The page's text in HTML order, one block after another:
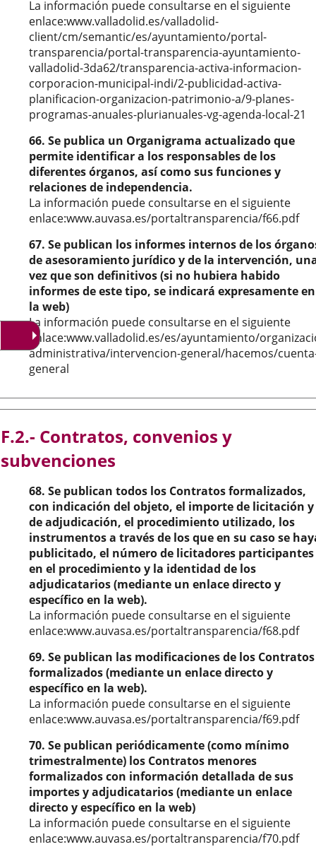
La información puede consultarse en el siguiente
enlace:www.valladolid.es/valladolid-
client/cm/semantic/es/ayuntamiento/portal-
transparencia/portal-transparencia-ayuntamiento-
valladolid-3da62/transparencia-activa-informacion-
corporacion-municipal-indi/2-publicidad-activa-
planificacion-organizacion-patrimonio-a/9-planes-
programas-anuales-plurianuales-vg-agenda-local-21
66. Se publica un Organigrama actualizado que
permite identificar a los responsables de los
diferentes órganos, así como sus funciones y
relaciones de independencia.
La información puede consultarse en el siguiente
enlace:www.auvasa.es/portaltransparencia/f66.pdf
67. Se publican los informes internos de los
de asesoramiento jurídico y de la intervención,
vez que son definitivos (si no hubiera habido
informes de este tipo, se indicará expresamente en
la web)
La información puede consultarse en el siguiente
enlace:www.valladolid.es/es/ayuntamiento/
administrativa/intervencion-general/hacemos/
general
F.2.- Contratos, convenios y
subvenciones
68. Se publican todos los Contratos formalizados,
con indicación del objeto, el importe de licitación y
de adjudicación, el procedimiento utilizado, los
instrumentos a través de los que en su caso se
publicitado, el número de licitadores participantes
en el procedimiento y la identidad de los
adjudicatarios (mediante un enlace directo y
específico en la web).
La información puede consultarse en el siguiente
enlace:www.auvasa.es/portaltransparencia/f68.pdf
69. Se publican las modificaciones de los Contratos
formalizados (mediante un enlace directo y
específico en la web).
La información puede consultarse en el siguiente
enlace:www.auvasa.es/portaltransparencia/f69.pdf
70. Se publican periódicamente (como mínimo
trimestralmente) los Contratos menores
formalizados con información detallada de sus
importes y adjudicatarios (mediante un enlace
directo y específico en la web)
La información puede consultarse en el siguiente
enlace:www.auvasa.es/portaltransparencia/f70.pdf